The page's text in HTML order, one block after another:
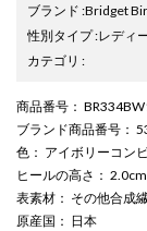
ブランド :Bridget
性別タイプ:レディ
カテゴリ :
商品番号 ：
ブランド商品番号 ：
色 ： アイボリーコン
ヒールの高さ ： 2.0cm
表素材 ： その他合成
原産国 ： 日本